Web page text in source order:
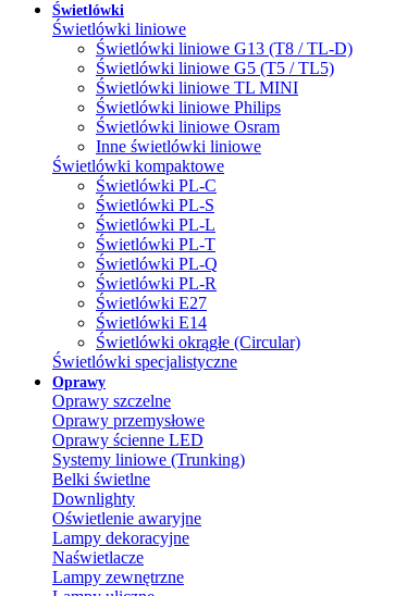
Świetlówki
Świetlówki liniowe
Świetlówki liniowe G13 (T8 / TL-D)
Świetlówki liniowe G5 (T5 / TL5)
Świetlówki liniowe TL MINI
Świetlówki liniowe Philips
Świetlówki liniowe Osram
Inne świetlówki liniowe
Świetlówki kompaktowe
Świetlówki PL-C
Świetlówki PL-S
Świetlówki PL-L
Świetlówki PL-T
Świetlówki PL-Q
Świetlówki PL-R
Świetlówki E27
Świetlówki E14
Świetlówki okrągłe (Circular)
Świetlówki specjalistyczne
Oprawy
Oprawy szczelne
Oprawy przemysłowe
Oprawy ścienne LED
Systemy liniowe (Trunking)
Belki świetlne
Downlighty
Oświetlenie awaryjne
Lampy dekoracyjne
Naświetlacze
Lampy zewnętrzne